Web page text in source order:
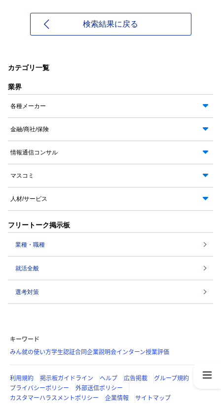
検索結果に戻る
カテゴリ一覧
業界
各種メーカー
金融/商社/保険
情報通信コンサル
マスコミ
人材/サービス
フリートーク掲示板
業種・職種
就活全般
選考対策
キーワード
みん就の使い方学生認証合同企業説明会インターン授業評価
利用規約 掲示板ガイドライン ヘルプ 広告掲載
グループ規約
プライバシーポリシー
外部送信ポリシー
カスタマーハラスメントポリシー
企業情報 サイトマップ